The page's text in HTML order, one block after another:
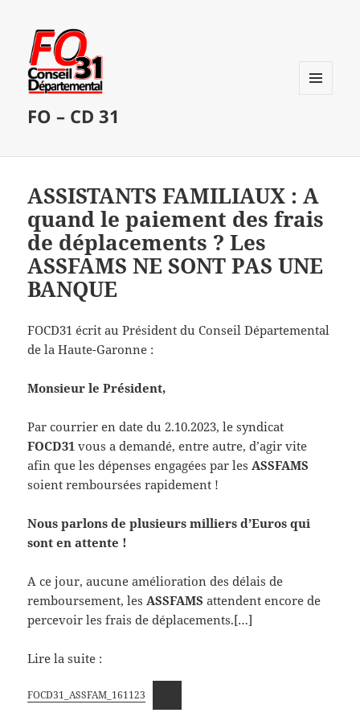
FO – CD 31
ASSISTANTS FAMILIAUX : A
quand le paiement des frais
de déplacements ? Les
ASSFAMS NE SONT PAS UNE
BANQUE
FOCD31 écrit au Président du Conseil Départemental
de la Haute-Garonne :
Monsieur le Président,
Par courrier en date du 2.10.2023, le syndicat
FOCD31 vous a demandé, entre autre, d’agir vite
afin que les dépenses engagées par lesASSFAMS
soient remboursées rapidement !
Nous parlons de plusieurs milliers d’Euros qui
sont en attente !
A ce jour, aucune amélioration des délais de
remboursement, lesASSFAMS attendent encore de
percevoir les frais de déplacements.[…]
Lire la suite :
FOCD31_ASSFAM_161123